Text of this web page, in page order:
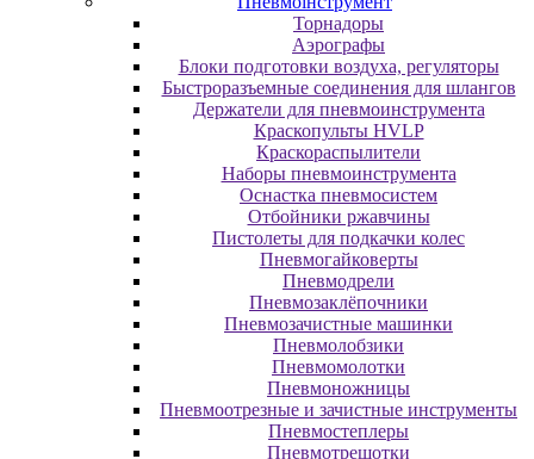
Topнaдopы
Аэрографы
Блоки подготовки воздуха, регуляторы
Быстроразъемные соединения для шлангов
Держатели для пневмоинструмента
Краскопульты HVLP
Краскораспылители
Наборы пневмоинструмента
Оснастка пневмосистем
Отбойники ржавчины
Пистолеты для подкачки колес
Пневмогайковерты
Пневмодрели
Пневмозаклёпочники
Пневмозачистные машинки
Пневмолобзики
Пневмомолотки
Пневмоножницы
Пневмоотрезные и зачистные инструменты
Пневмостеплеры
Пневмотрещотки